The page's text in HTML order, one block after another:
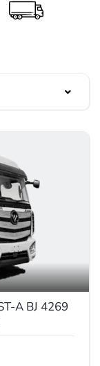
A BJ 4269